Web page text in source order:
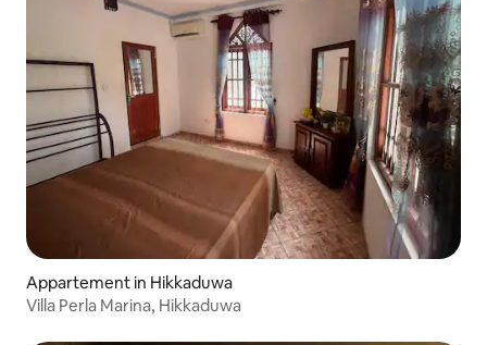
Appartement in Hikkaduwa
Villa Perla Marina, Hikkaduwa